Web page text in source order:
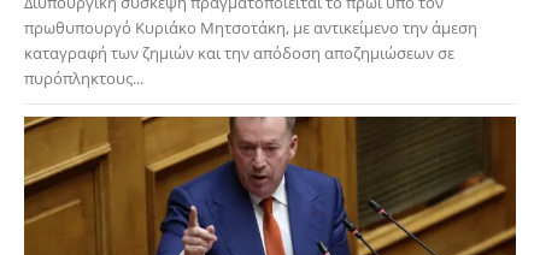
πρωθυπουργό Κυριάκο Μητσοτάκη, με αντικείμενο την άμεση
καταγραφή των ζημιών και την απόδοση αποζημιώσεων σε
πυρόπληκτους...